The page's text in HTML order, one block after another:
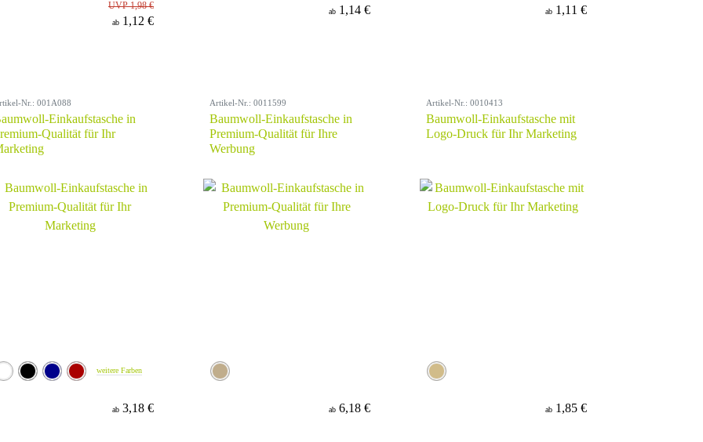
UVP 1,98 €
ab 1,12 €
ab 1,14 € ab 1,11 €
Nr.: 001A088
Einkaufstasche in
Qualität für Ihr
weitere Farben
ab 3,18 €
Artikel-Nr.: 0011599
Baumwoll-Einkaufstasche in
Premium-Qualität für Ihre
Werbung
ab 6,18 €
Artikel-Nr.: 0010413
Baumwoll-Einkaufstasche mit
Logo-Druck für Ihr Marketing
ab 1,85 €